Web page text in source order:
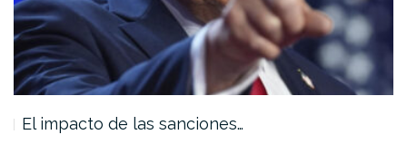
El impacto de las sanciones…